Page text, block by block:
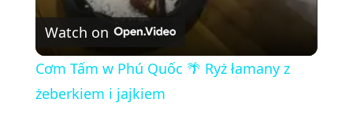
V
i
Watch on
Cơm Tấm w Phú Quốc 🌴 Ryż łamany z
żeberkiem i jajkiem